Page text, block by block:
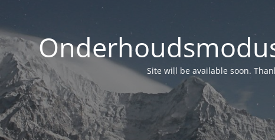
Site will be available soon.